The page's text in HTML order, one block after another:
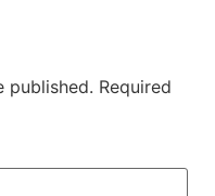
published. Required